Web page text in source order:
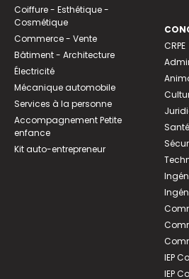
Coiffure - Esthétique -
Cosmétique
Commerce - Vente
Bâtiment - Architecture
Électricité
Mécanique automobile
Services à la personne
Accompagnement Petite
enfance
Kit auto-entrepreneur
CRPE
IEP
IEP